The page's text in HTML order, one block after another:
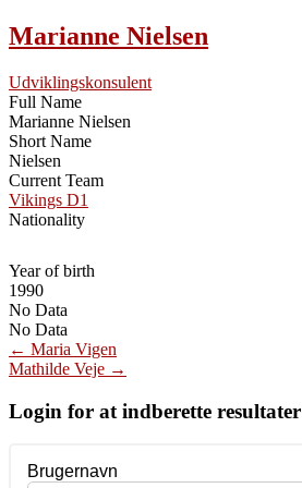
Marianne Nielsen
Udviklingskonsulent
Full Name
Marianne Nielsen
Short Name
Nielsen
Current Team
Vikings D1
Nationality
Year of birth
1990
No Data
No Data
Post
navigation
← Maria Vigen
Mathilde Veje →
Login for at indberette resultater
Brugernavn